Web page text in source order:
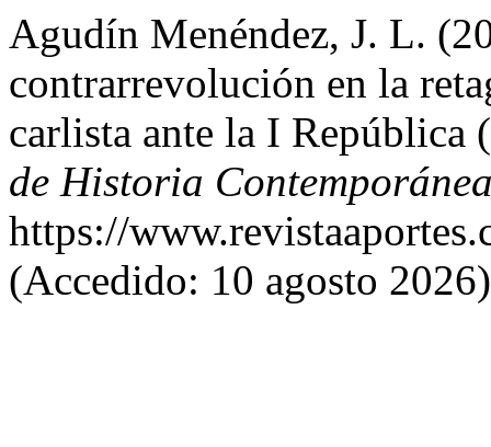
Agudín Menéndez, J. L.
contrarrevolución en la
carlista ante la I
de Historia
https://
(Accedido: 10 agosto